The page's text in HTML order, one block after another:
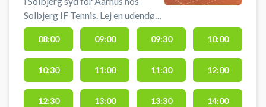
Solbjerg IF Tennis. Lej en udendørs
grus tennisbane og spil tennis i
Solbjerg ikke langt fra Aarhus.
Solbjerg IF Tennis byder på grus
tennis i skønne naturomgivelser på
deres tennisbaner i Solbjerg ved
Solbjerg Idræts- og
08:00 09:00 09:30 10:00
10:30 11:00 11:30 12:00
12:30 13:00 13:30 14:00